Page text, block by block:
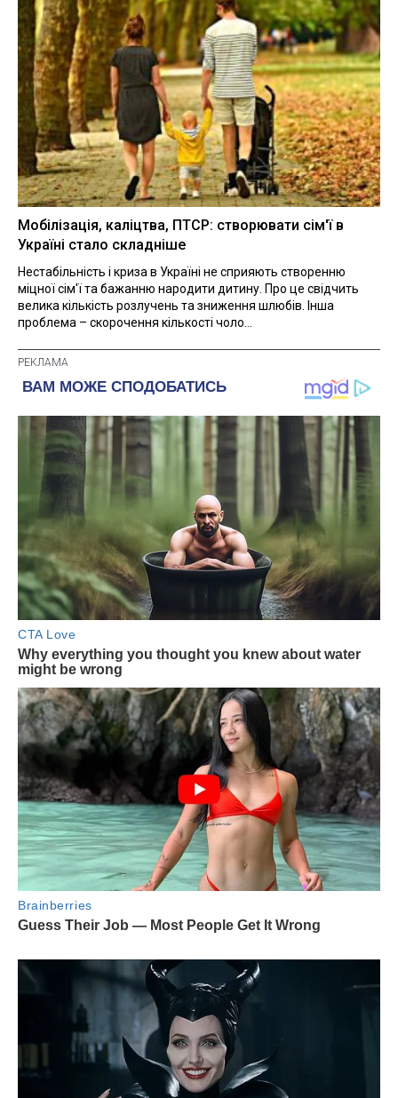
Мобілізація, каліцтва, ПТСР: створювати сім'ї в
Україні стало складніше
Нестабільність і криза в Україні не сприяють створенню
міцної сім'ї та бажанню народити дитину. Про це свідчить
велика кількість розлучень та зниження шлюбів. Інша
проблема – скорочення кількості чоло...